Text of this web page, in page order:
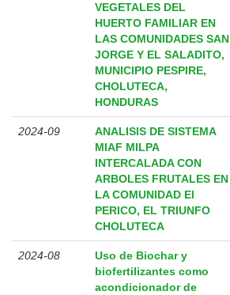
VEGETALES DEL
HUERTO FAMILIAR EN
LAS COMUNIDADES SAN
JORGE Y EL SALADITO,
MUNICIPIO PESPIRE,
CHOLUTECA,
HONDURAS
2024-09
ANALISIS DE SISTEMA
MIAF MILPA
INTERCALADA CON
ARBOLES FRUTALES EN
LA COMUNIDAD El
PERICO, EL TRIUNFO
CHOLUTECA
2024-08
Uso de Biochar y
biofertilizantes como
acondicionador de